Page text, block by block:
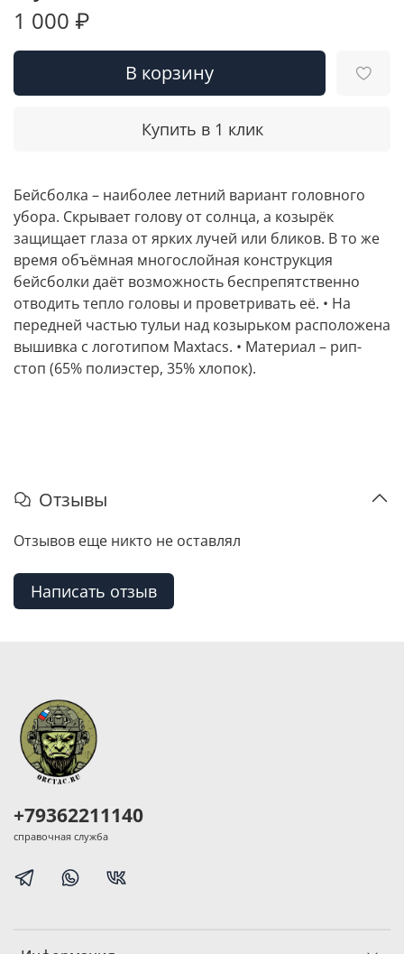
1 000 ₽
В корзину
Купить в 1 клик
Бейсболка – наиболее летний вариант головного
убора. Скрывает голову от солнца, а козырёк
защищает глаза от ярких лучей или бликов. В то же
время объёмная многослойная конструкция
бейсболки даёт возможность беспрепятственно
отводить тепло головы и проветривать её. • На
передней частью тульи над козырьком расположена
вышивка с логотипом Maxtacs. • Материал – рип-
стоп (65% полиэстер, 35% хлопок).
Отзывы
Отзывов еще никто не оставлял
Написать отзыв
+79362211140
справочная служба